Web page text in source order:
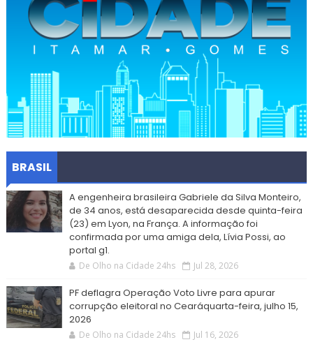
BRASIL
A engenheira brasileira Gabriele da Silva Monteiro,
de 34 anos, está desaparecida desde quinta-feira
(23) em Lyon, na França. A informação foi
confirmada por uma amiga dela, Lívia Possi, ao
portal g1.
De Olho na Cidade 24hs Jul 28, 2026
PF deflagra Operação Voto Livre para apurar
corrupção eleitoral no Cearáquarta-feira, julho 15,
2026
De Olho na Cidade 24hs Jul 16, 2026